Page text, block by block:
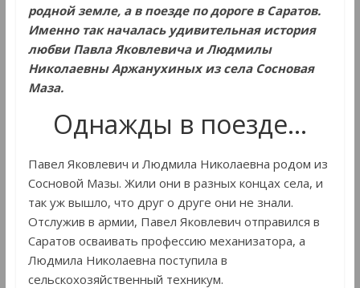
родной земле, а в поезде по дороге в Саратов.
Именно так началась удивительная история
любви Павла Яковлевича и Людмилы
Николаевны Аржанухиных из села Сосновая
Маза.
Однажды в поезде…
Павел Яковлевич и Людмила Николаевна родом из
Сосновой Мазы. Жили они в разных концах села, и
так уж вышло, что друг о друге они не знали.
Отслужив в армии, Павел Яковлевич отправился в
Саратов осваивать профессию механизатора, а
Людмила Николаевна поступила в
сельскохозяйственный техникум.